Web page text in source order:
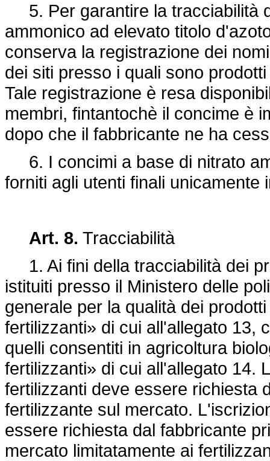
5. Per garantire la tracciabilità
ammonico ad elevato titolo
conserva la registrazione dei
dei siti presso i quali sono
Tale registrazione è resa
membri, fintantochè il concime è
dopo che il fabbricante ne ha
6. I concimi a base di nitrato
forniti agli utenti finali unicamente
Art. 8. Tracciabilità
1. Ai fini della tracciabilità dei
istituiti presso il Ministero delle
generale per la qualità dei
fertilizzanti» di cui all'allegato 13,
quelli consentiti in agricoltura
fertilizzanti» di cui all'allegato 14.
fertilizzanti deve essere richiesta
fertilizzante sul mercato.
essere richiesta dal fabbricante
mercato limitatamente ai